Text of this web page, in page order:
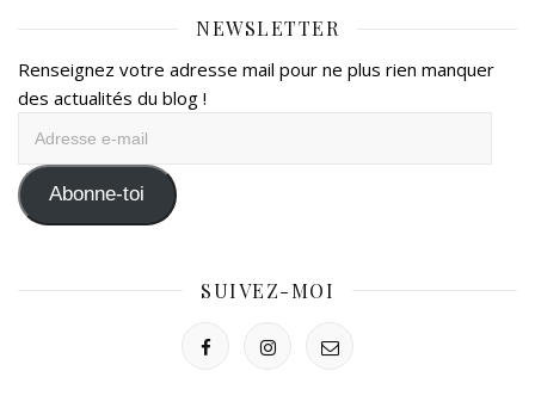
NEWSLETTER
Renseignez votre adresse mail pour ne plus rien manquer
des actualités du blog !
mail Abonne-toi
SUIVEZ-MOI